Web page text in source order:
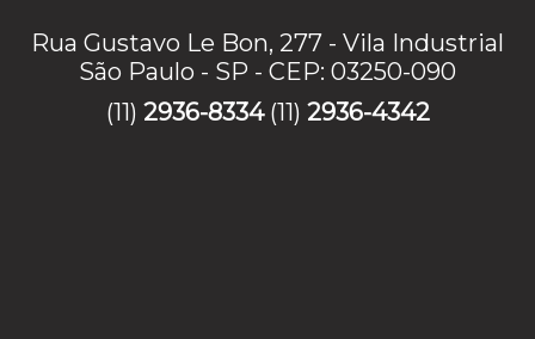
Rua Gustavo Le Bon, 277 - Vila Industrial
São Paulo - SP - CEP: 03250-090
(11) 2936-8334 (11) 2936-4342